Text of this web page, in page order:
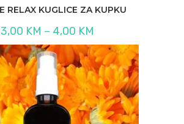
RELAX KUGLICE ZA KUPKU
3,00 KM – 4,00 KM
od
3,00 KM
do
4,00 KM